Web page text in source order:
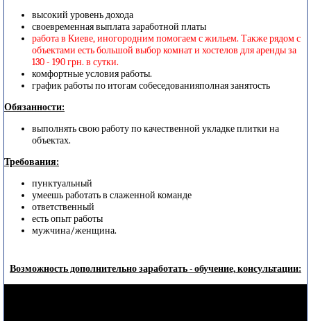
высокий уровень дохода
своевременная выплата заработной платы
работа в Киеве, иногородним помогаем с жильем. Также рядом с
объектами есть большой выбор комнат и хостелов для аренды за
130 - 190 грн. в сутки.
комфортные условия работы.
график работы по итогам собеседованияполная занятость
Обязанности:
выполнять свою работу по качественной укладке плитки на
объектах.
Требования:
пунктуальный
умеешь работать в слаженной команде
ответственный
есть опыт работы
мужчина/женщина.
Возможность дополнительно заработать - обучение, консультации: